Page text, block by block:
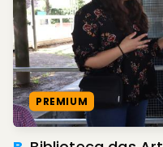
PREMIUM